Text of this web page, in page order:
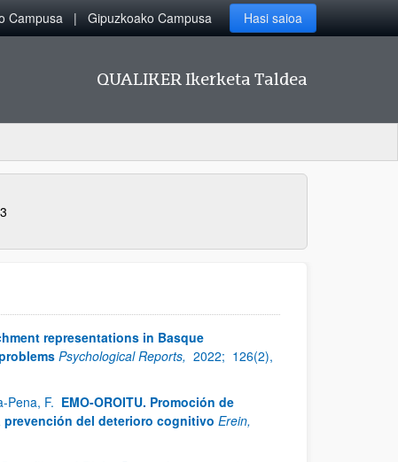
Campusa Gipuzkoako Campusa Hasi saioa
QUALIKER Ikerketa Taldea
representations in Basque
Psychological Reports, 2022; 126(2),
Pena, F. EMO-OROITU. Promoción de
del deterioro cognitivo Erein,